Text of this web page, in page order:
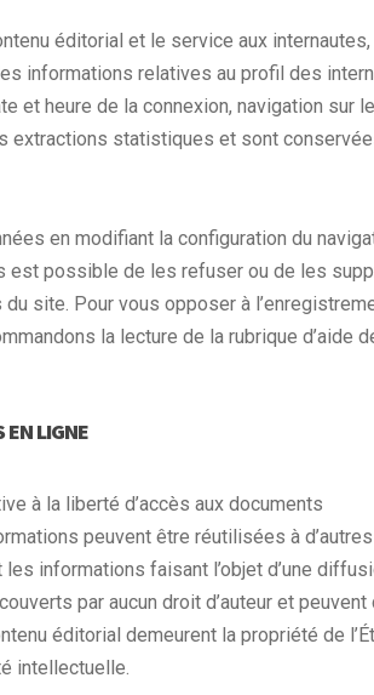
éditorial et le service aux internautes,
informations relatives au profil des
et heure de la connexion, navigation sur
extractions statistiques et sont
en modifiant la configuration du
est possible de les refuser ou de les
site. Pour vous opposer à
la lecture de la rubrique d’aide
EN LIGNE
à la liberté d’accès aux documents
peuvent être réutilisées à
informations faisant l’objet d’une
par aucun droit d’auteur et peuvent
éditorial demeurent la propriété de
intellectuelle.